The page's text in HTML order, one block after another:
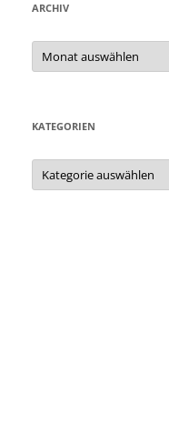
ARCHIV
Archiv
KATEGORIEN
Kategorien